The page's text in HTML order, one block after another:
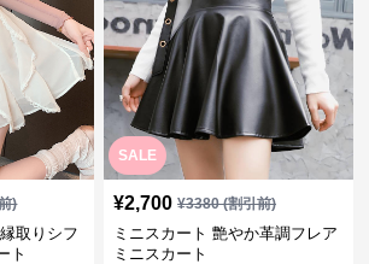
)
取りシフ
ト
SALE
¥2,700 ¥3380(割引前)
ミニスカート 艶やか革調フレア
ミニスカート